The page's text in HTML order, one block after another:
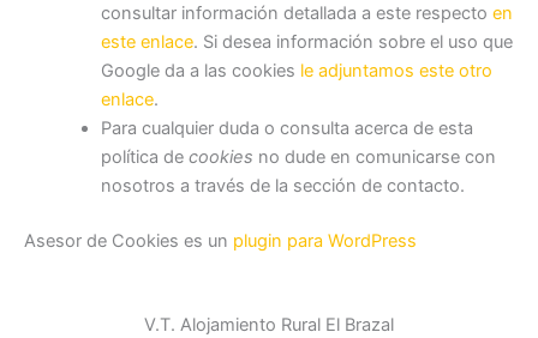
consultar información detallada a este respecto en
este enlace. Si desea información sobre el uso que
Google da a las cookies le adjuntamos este otro
enlace.
Para cualquier duda o consulta acerca de esta
política de cookies no dude en comunicarse con
nosotros a través de la sección de contacto.
Asesor de Cookies es un plugin para WordPress
V.T. Alojamiento Rural El Brazal